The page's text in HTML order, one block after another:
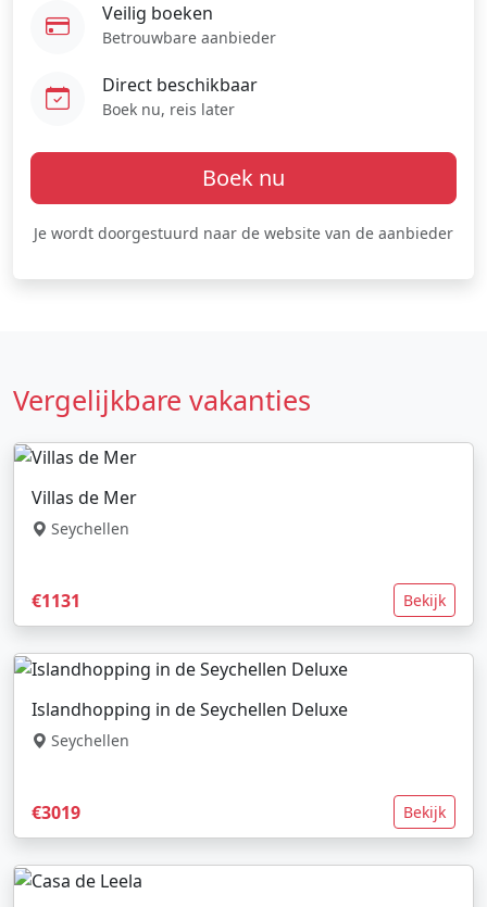
Veilig boeken
Betrouwbare aanbieder
Direct beschikbaar
Boek nu, reis later
Boek nu
Je wordt doorgestuurd naar de website van de aanbieder
Vergelijkbare vakanties
Villas de Mer
Seychellen
€1131 Bekijk
Islandhopping in de Seychellen Deluxe
Seychellen
€3019 Bekijk